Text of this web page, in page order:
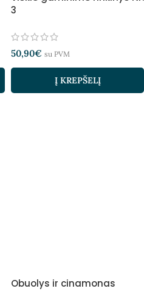
3
50,90€ su PVM
Į KREPŠELĮ
Obuolys ir cinamonas